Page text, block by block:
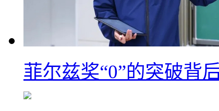
菲尔兹奖“0”的突破背